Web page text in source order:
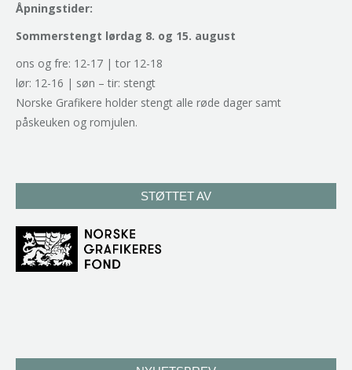
Åpningstider:
Sommerstengt lørdag 8. og 15. august
ons og fre: 12-17 | tor 12-18
lør: 12-16 | søn – tir: stengt
Norske Grafikere holder stengt alle røde dager samt
påskeuken og romjulen.
STØTTET AV